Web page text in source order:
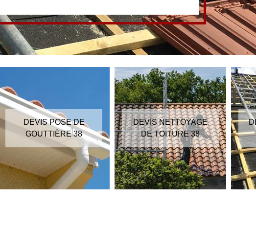
DEVIS POSE DE
GOUTTIÈRE 38
DEVIS NETTOYAGE
DE TOITURE 38